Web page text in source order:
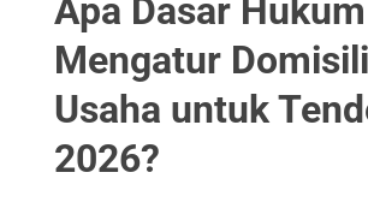
Apa Dasar
Mengatur Domisili
Usaha untuk
2026?